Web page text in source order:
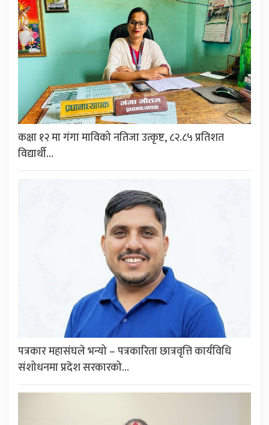
कक्षा १२ मा गंगा माविको नतिजा उत्कृष्ट, ८२.८५ प्रतिशत
विद्यार्थी…
पत्रकार महासंघले भन्यो – पत्रकारिता छात्रवृत्ति कार्यविधि
संशोधनमा प्रदेश सरकारको…